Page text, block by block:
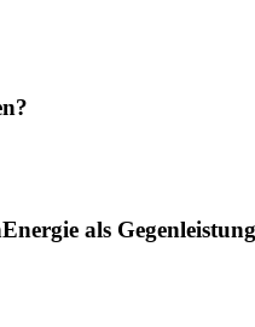
als